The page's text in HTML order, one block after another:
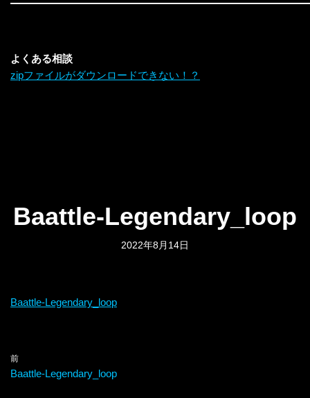
よくある相談
zipファイルがダウンロードできない！？
Baattle-Legendary_loop
2022年8月14日
Baattle-Legendary_loop
前
Baattle-Legendary_loop